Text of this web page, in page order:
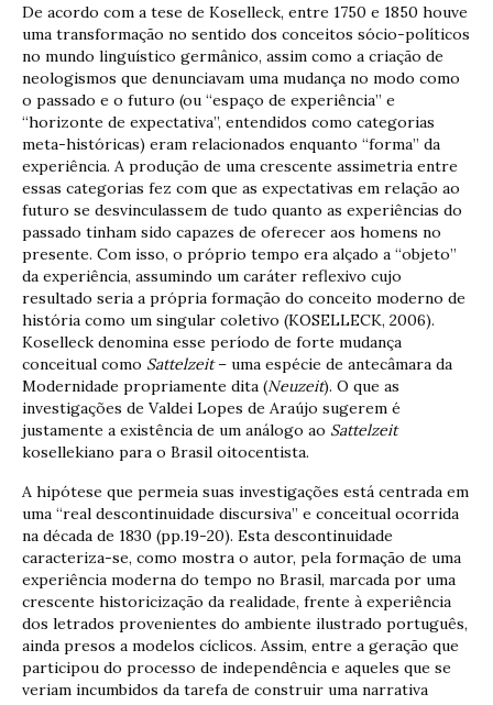
De acordo com a tese de Koselleck, entre 1750 e 1850 houve
uma transformação no sentido dos conceitos sócio-políticos
no mundo linguístico germânico, assim como a criação de
neologismos que denunciavam uma mudança no modo como
o passado e o futuro (ou “espaço de experiência” e
“horizonte de expectativa”, entendidos como categorias
meta-históricas) eram relacionados enquanto “forma” da
experiência. A produção de uma crescente assimetria entre
essas categorias fez com que as expectativas em relação ao
futuro se desvinculassem de tudo quanto as experiências do
passado tinham sido capazes de oferecer aos homens no
presente. Com isso, o próprio tempo era alçado a “objeto”
da experiência, assumindo um caráter reflexivo cujo
resultado seria a própria formação do conceito moderno de
história como um singular coletivo (KOSELLECK, 2006).
Koselleck denomina esse período de forte mudança
conceitual como Sattelzeit– uma espécie de antecâmara da
Modernidade propriamente dita (Neuzeit). O que as
investigações de Valdei Lopes de Araújo sugerem é
justamente a existência de um análogo ao Sattelzeit
kosellekiano para o Brasil oitocentista.
A hipótese que permeia suas investigações está centrada em
uma “real descontinuidade discursiva” e conceitual ocorrida
na década de 1830 (pp.19-20). Esta descontinuidade
caracteriza-se, como mostra o autor, pela formação de uma
experiência moderna do tempo no Brasil, marcada por uma
crescente historicização da realidade, frente à experiência
dos letrados provenientes do ambiente ilustrado português,
ainda presos a modelos cíclicos. Assim, entre a geração que
participou do processo de independência e aqueles que se
veriam incumbidos da tarefa de construir uma narrativa